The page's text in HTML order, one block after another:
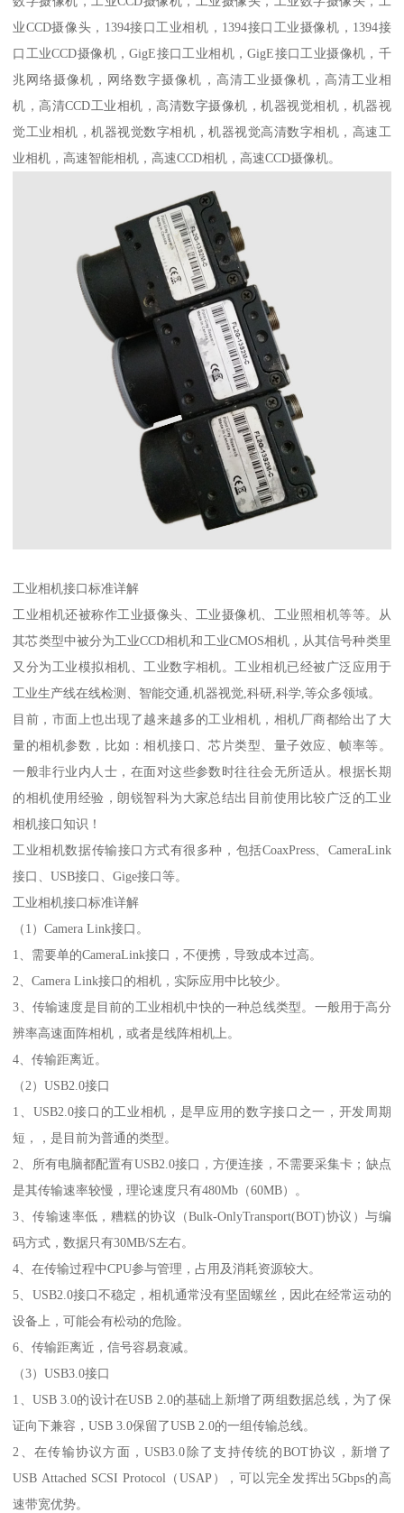
业CCD摄像头，1394接口工业相机，1394接口工业摄像机，1394接
口工业CCD摄像机，GigE接口工业相机，GigE接口工业摄像机，千
兆网络摄像机，网络数字摄像机，高清工业摄像机，高清工业相
机，高清CCD工业相机，高清数字摄像机，机器视觉相机，机器视
觉工业相机，机器视觉数字相机，机器视觉高清数字相机，高速工
业相机，高速智能相机，高速CCD相机，高速CCD摄像机。
工业相机接口标准详解
工业相机还被称作工业摄像头、工业摄像机、工业照相机等等。从
其芯类型中被分为工业CCD相机和工业CMOS相机，从其信号种类里
又分为工业模拟相机、工业数字相机。工业相机已经被广泛应用于
工业生产线在线检测、智能交通,机器视觉,科研,科学,等众多领域。
目前，市面上也出现了越来越多的工业相机，相机厂商都给出了大
量的相机参数，比如：相机接口、芯片类型、量子效应、帧率等。
一般非行业内人士，在面对这些参数时往往会无所适从。根据长期
的相机使用经验，朗锐智科为大家总结出目前使用比较广泛的工业
相机接口知识！
工业相机数据传输接口方式有很多种，包括CoaxPress、CameraLink
接口、USB接口、Gige接口等。
工业相机接口标准详解
（1）Camera Link接口。
1、需要单的CameraLink接口，不便携，导致成本过高。
2、Camera Link接口的相机，实际应用中比较少。
3、传输速度是目前的工业相机中快的一种总线类型。一般用于高分
辨率高速面阵相机，或者是线阵相机上。
4、传输距离近。
（2）USB2.0接口
1、USB2.0接口的工业相机，是早应用的数字接口之一，开发周期
短，，是目前为普通的类型。
2、所有电脑都配置有USB2.0接口，方便连接，不需要采集卡；缺点
是其传输速率较慢，理论速度只有480Mb（60MB）。
3、传输速率低，糟糕的协议（Bulk-OnlyTransport(BOT)协议）与编
码方式，数据只有30MB/S左右。
4、在传输过程中CPU参与管理，占用及消耗资源较大。
5、USB2.0接口不稳定，相机通常没有坚固螺丝，因此在经常运动的
设备上，可能会有松动的危险。
6、传输距离近，信号容易衰减。
（3）USB3.0接口
1、USB 3.0的设计在USB 2.0的基础上新增了两组数据总线，为了保
证向下兼容，USB 3.0保留了USB 2.0的一组传输总线。
2、在传输协议方面，USB3.0除了支持传统的BOT协议，新增了
USB Attached SCSI Protocol（USAP），可以完全发挥出5Gbps的高
速带宽优势。